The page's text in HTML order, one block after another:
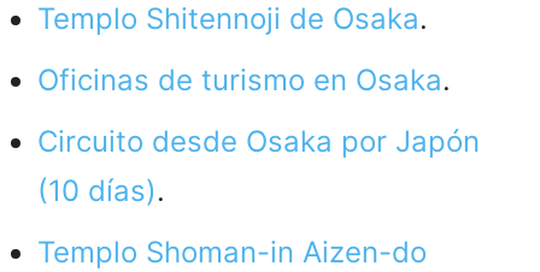
Templo Shitennoji de Osaka.
Oficinas de turismo en Osaka.
Circuito desde Osaka por Japón
(10 días).
Templo Shoman-in Aizen-do